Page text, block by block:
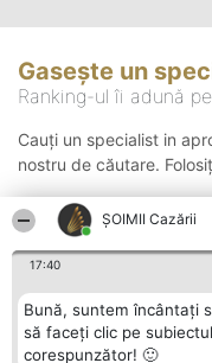
ȘOIMII Cazării
17:40
Bună, suntem încântați
să faceți clic pe
corespunzător! 🙂
Gasește un
Ranking-ul îi adună
Cauți un specialist in
nostru de căutare.